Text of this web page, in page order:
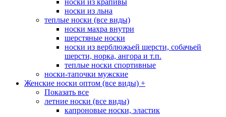
носки из льна
теплые носки (все виды)
носки махра внутри
шерстяные носки
носки из верблюжьей шерсти, собачьей
шерсти, норка, ангора и т.п.
теплые носки спортивные
носки-тапочки мужские
Женские носки оптом (все виды) +
Показать все
летние носки (все виды)
капроновые носки, эластик